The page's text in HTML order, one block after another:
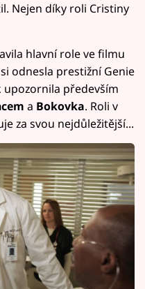
Nejen díky roli Cristiny
hlavní role ve filmu
odnesla prestižní Genie
upozornila především
a Bokovka. Roli v
za svou nejdůležitější...